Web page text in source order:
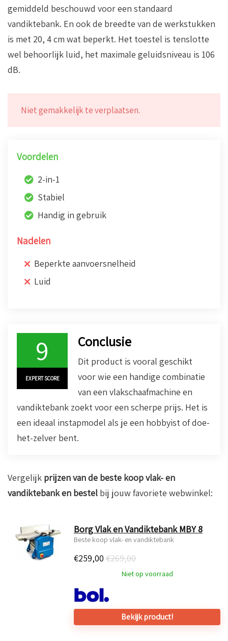
gemiddeld beschouwd voor een standaard
vandiktebank. En ook de breedte van de werkstukken
is met 20, 4 cm wat beperkt. Het toestel is tenslotte
wel behoorlijk luid, het maximale geluidsniveau is 106
dB.
Niet gemakkelijk te verplaatsen.
Voordelen
2-in-1
Stabiel
Handig in gebruik
Nadelen
Beperkte aanvoersnelheid
Luid
9
EXPERT SCORE
Conclusie
Dit product is vooral geschikt
voor wie een handige combinatie
van een vlakschaafmachine en
vandiktebank zoekt voor een scherpe prijs. Het is
een ideaal instapmodel als je een hobbyist of doe-
het-zelver bent.
Vergelijk prijzen van de beste koop vlak- en
vandiktebank en bestel bij jouw favoriete webwinkel:
Borg Vlak en Vandiktebank MBY 8
Beste koop vlak- en vandiktebank
€259,00 €269,00
Niet op voorraad
Bekijk product!